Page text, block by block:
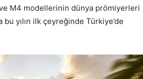
ve M4 modellerinin dünya prömiyerleri
yılın ilk çeyreğinde Türkiye’de